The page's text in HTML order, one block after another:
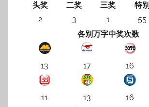
头奖
二奖 三奖 特别
2
3 1 55
各别万字中奖次数
13 17 16
11 13 16